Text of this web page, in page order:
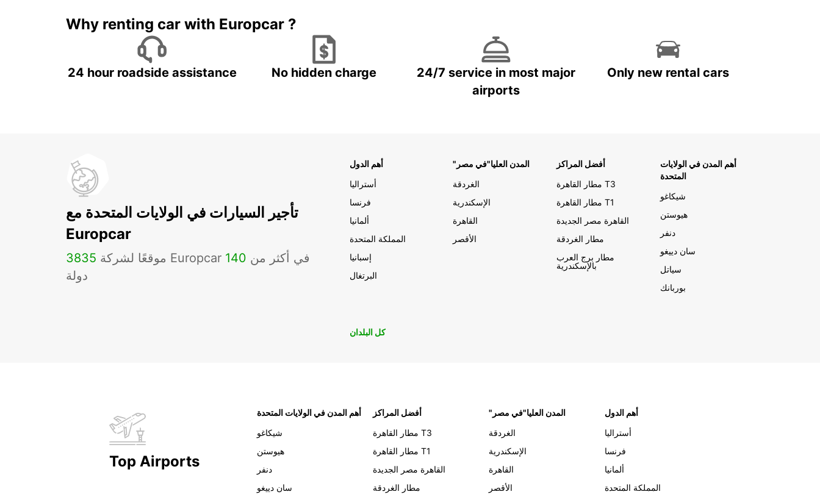
Why renting car with Europcar ?
24 hour roadside assistance No hidden charge
24/7 service in most major
airports
Only new rental cars
تأجير السيارات في الولايات المتحدة مع
Europcar
3835 موقعًا لشركة Europcar في أكثر من 140
دولة
أهم الدول
أستراليا
فرنسا
ألمانيا
المملكة المتحدة
إسبانيا
البرتغال
"المدن العليا"في مصر
الغردقة
الإسكندرية
القاهرة
الأقصر
أفضل المراكز
مطار القاهرة T3
مطار القاهرة T1
القاهرة مصر الجديدة
مطار الغردقة
مطار برج العرب
بالإسكندرية
أهم المدن في الولايات
المتحدة
شيكاغو
هيوستن
دنفر
سان دييغو
سياتل
بوربانك
كل البلدان
Top Airports
أهم المدن في الولايات المتحدة
شيكاغو
هيوستن
دنفر
سان دييغو
أفضل المراكز
مطار القاهرة T3
مطار القاهرة T1
القاهرة مصر الجديدة
مطار الغردقة
"المدن العليا"في مصر
الغردقة
الإسكندرية
القاهرة
الأقصر
أهم الدول
أستراليا
فرنسا
ألمانيا
المملكة المتحدة